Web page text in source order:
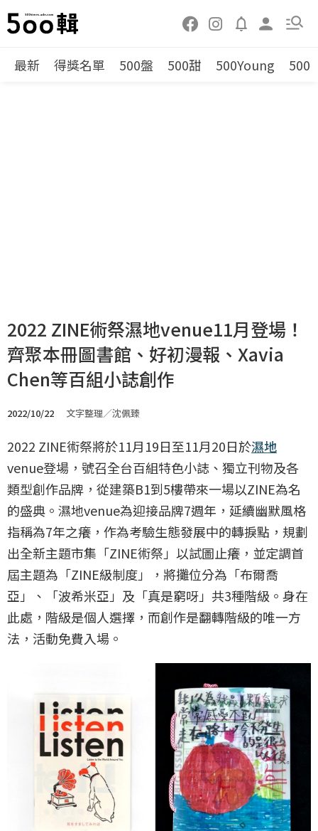
最新 得獎名單 500盤 500甜 500Young 500
2022 ZINE術祭濕地venue11月登場！
齊聚本冊圖書館、好初漫報、Xavia
Chen等百組小誌創作
2022/10/22 文字整理／沈佩臻
2022 ZINE術祭將於11月19日至11月20日於濕地
venue登場，號召全台百組特色小誌、獨立刊物及各
類型創作品牌，從建築B1到5樓帶來一場以ZINE為名
的盛典。濕地venue為迎接品牌7週年，延續幽默風格
指稱為7年之癢，作為考驗生態發展中的轉捩點，規劃
出全新主題市集「ZINE術祭」以試圖止癢，並定調首
屆主題為「ZINE級制度」，將攤位分為「布爾喬
亞」、「波希米亞」及「真是窮呀」共3種階級。身在
此處，階級是個人選擇，而創作是翻轉階級的唯一方
法，活動免費入場。